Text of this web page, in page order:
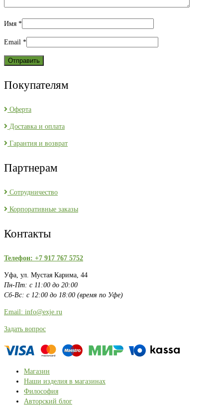
Имя *
Email *
Покупателям
Оферта
Доставка и оплата
Гарантия и возврат
Партнерам
Сотрудничество
Корпоративные заказы
Контакты
Телефон: +7 917 767 5752
Уфа, ул. Мустая Карима, 44
Пн-Пт: с 11:00 до 20:00
Сб-Вс: с 12:00 до 18:00 (время по Уфе)
Email: info@exje.ru
Задать вопрос
Магазин
Наши изделия в магазинах
Философия
Авторский блог